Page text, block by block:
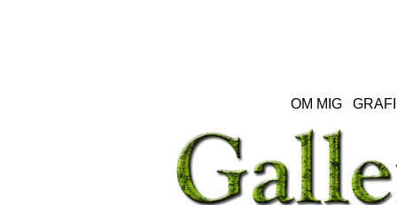
OM MIG